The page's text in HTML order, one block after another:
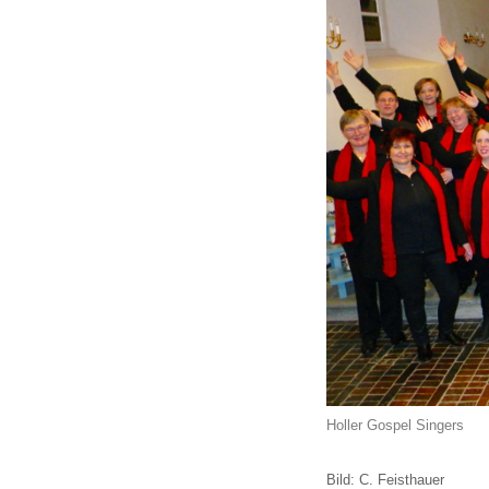
Holler Gospel Singers
Bild: C. Feisthauer